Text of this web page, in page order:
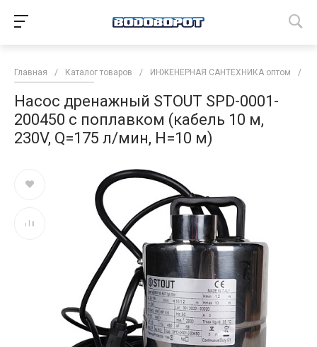
Главная / Каталог товаров / ИНЖЕНЕРНАЯ САНТЕХНИКА оптом /
Насос дренажный STOUT SPD-0001-
200450 с поплавком (кабель 10 м,
230V, Q=175 л/мин, H=10 м)